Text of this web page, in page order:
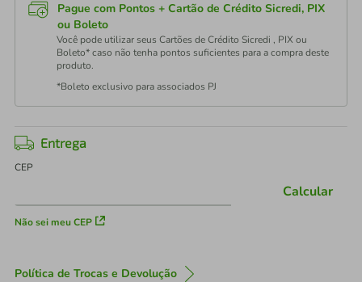
Pague com Pontos + Cartão de Crédito Sicredi, PIX
ou Boleto
Você pode utilizar seus Cartões de Crédito Sicredi , PIX ou
Boleto* caso não tenha pontos suficientes para a compra deste
produto.
*Boleto exclusivo para associados PJ
Entrega
CEP
Não sei meu CEP
Calcular
Política de Trocas e Devolução